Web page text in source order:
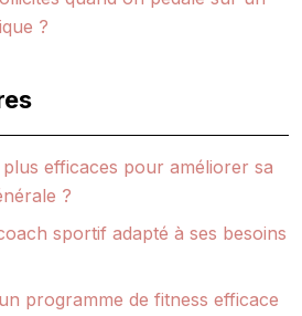
?
efficaces pour améliorer sa
?
sportif adapté à ses besoins
programme de fitness efficace